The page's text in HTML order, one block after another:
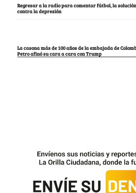
Regresar a la radio para comentar fútbol, la
contra la depresión
La casona más de 100 años de la embajada de
Petro afinó su cara a cara con Trump